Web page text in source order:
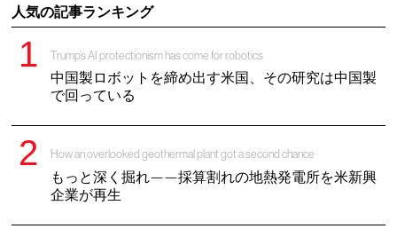
人気の記事ランキング
Trump’s AI protectionism has come for robotics
中国製ロボットを締め出す米国、その研究は中国製
で回っている
How an overlooked geothermal plant got a second chance
もっと深く掘れ——採算割れの地熱発電所を米新興
企業が再生